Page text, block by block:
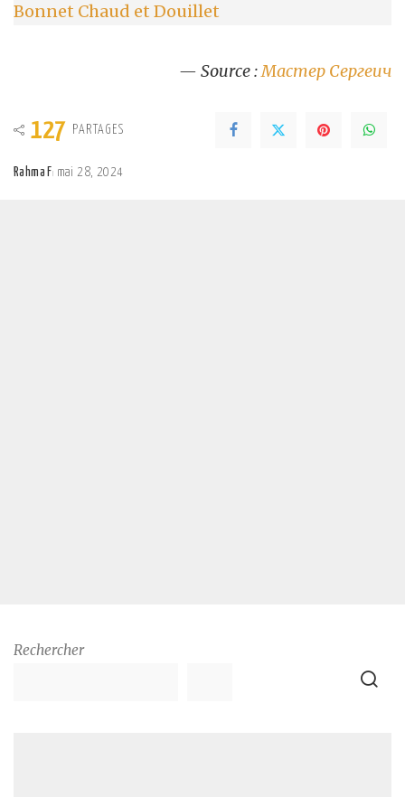
Bonnet Chaud et Douillet
— Source :Мастер Сергеич
127 PARTAGES
Rahma F mai 28, 2024
Rechercher